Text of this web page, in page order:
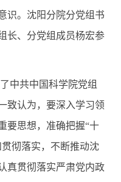
识。沈阳分院分党组书
长、分党组成员杨宏参
共中国科学院党组
致认为，要深入学习领
要思想，准确把握“十
彻落实，不断推动沈
真贯彻落实严肃党内政